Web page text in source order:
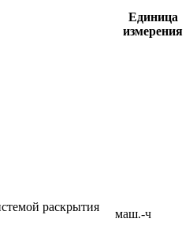
Единица
измерения
раскрытия
маш.-ч